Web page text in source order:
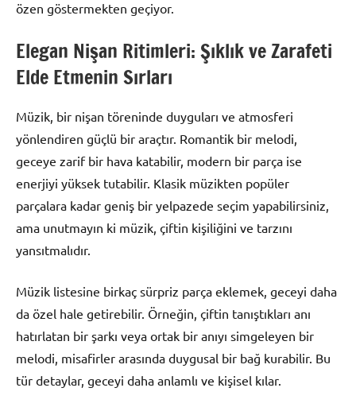
özen göstermekten geçiyor.
Elegan Nişan Ritimleri: Şıklık ve Zarafeti
Elde Etmenin Sırları
Müzik, bir nişan töreninde duyguları ve atmosferi
yönlendiren güçlü bir araçtır. Romantik bir melodi,
geceye zarif bir hava katabilir, modern bir parça ise
enerjiyi yüksek tutabilir. Klasik müzikten popüler
parçalara kadar geniş bir yelpazede seçim yapabilirsiniz,
ama unutmayın ki müzik, çiftin kişiliğini ve tarzını
yansıtmalıdır.
Müzik listesine birkaç sürpriz parça eklemek, geceyi daha
da özel hale getirebilir. Örneğin, çiftin tanıştıkları anı
hatırlatan bir şarkı veya ortak bir anıyı simgeleyen bir
melodi, misafirler arasında duygusal bir bağ kurabilir. Bu
tür detaylar, geceyi daha anlamlı ve kişisel kılar.